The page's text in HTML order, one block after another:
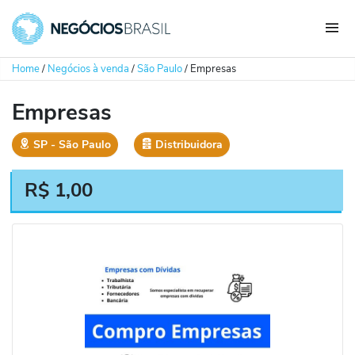
Home/ Negócios à venda/São Paulo/ Empresas
Empresas
SP ‐ São Paulo Distribuidora
R$ 1,00